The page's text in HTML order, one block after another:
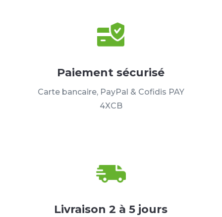
Paiement sécurisé
Carte bancaire, PayPal & Cofidis PAY
4XCB
Livraison 2 à 5 jours